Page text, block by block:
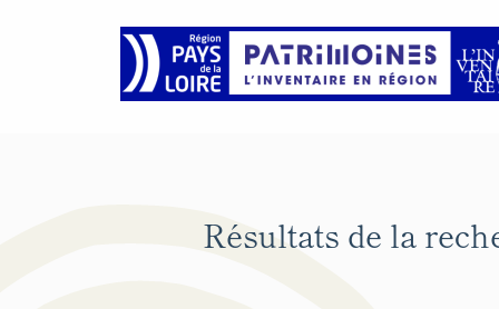
Résultats de la